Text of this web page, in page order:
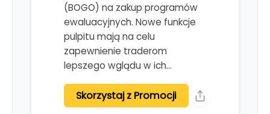
(BOGO) na zakup programów
ewaluacyjnych. Nowe funkcje
pulpitu mają na celu
zapewnienie traderom
lepszego wglądu w ich…
Skorzystaj z Promocji